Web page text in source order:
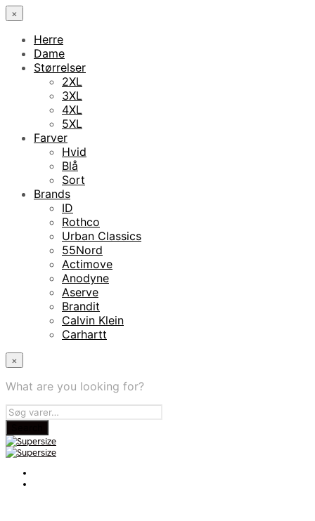
×
Herre
Dame
Størrelser
2XL
3XL
4XL
5XL
Farver
Hvid
Blå
Sort
Brands
ID
Rothco
Urban Classics
55Nord
Actimove
Anodyne
Aserve
Brandit
Calvin Klein
Carhartt
×
What are you looking for?